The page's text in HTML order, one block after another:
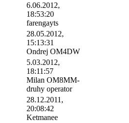
6.06.2012,
18:53:20
farengayts
28.05.2012,
15:13:31
Ondrej OM4DW
5.03.2012,
18:11:57
Milan OM8MM-
druhy operator
28.12.2011,
20:08:42
Ketmanee